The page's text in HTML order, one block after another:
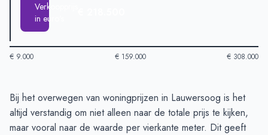
Verkoopprijs
in euro's
€ 9.000 € 159.000 € 308.000
Huizenprijzen in Lauwersoog-Afgelopen 3 maanden
Type
Bedrag
Vraagprijs in euro's
€ 258.444
Bij het overwegen van woningprijzen in Lauwersoog is het
altijd verstandig om niet alleen naar de totale prijs te kijken,
maar vooral naar de waarde per vierkante meter. Dit geeft